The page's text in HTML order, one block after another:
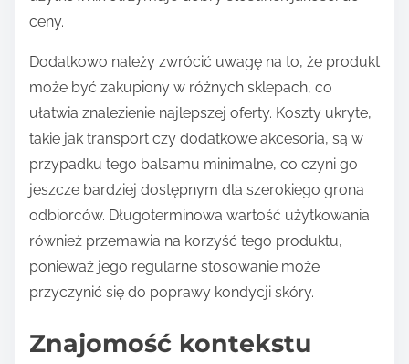
ceny.
Dodatkowo należy zwrócić uwagę na to, że produkt
może być zakupiony w różnych sklepach, co
ułatwia znalezienie najlepszej oferty. Koszty ukryte,
takie jak transport czy dodatkowe akcesoria, są w
przypadku tego balsamu minimalne, co czyni go
jeszcze bardziej dostępnym dla szerokiego grona
odbiorców. Długoterminowa wartość użytkowania
również przemawia na korzyść tego produktu,
ponieważ jego regularne stosowanie może
przyczynić się do poprawy kondycji skóry.
Znajomość kontekstu